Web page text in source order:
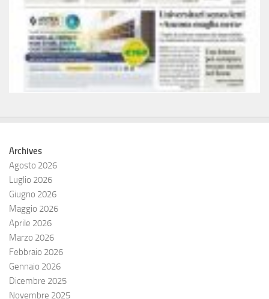
Archives
Agosto 2026
Luglio 2026
Giugno 2026
Maggio 2026
Aprile 2026
Marzo 2026
Febbraio 2026
Gennaio 2026
Dicembre 2025
Novembre 2025